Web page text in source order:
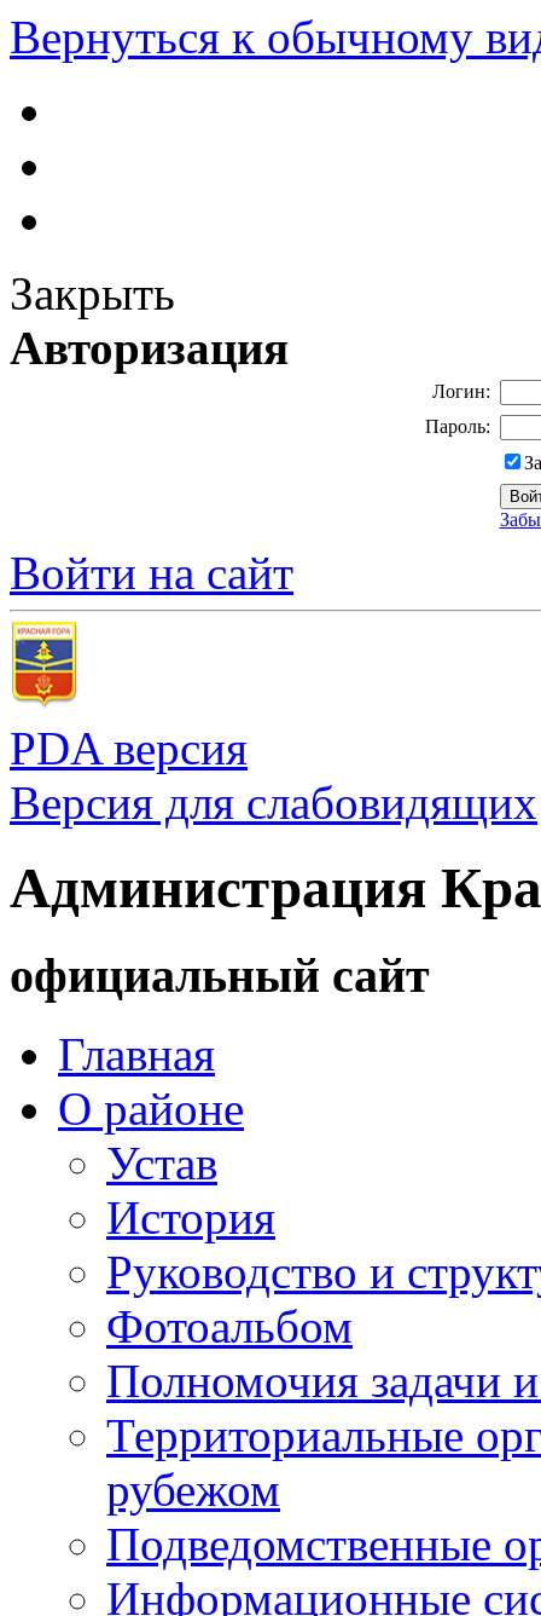
Вернуться к обычному
Закрыть
Авторизация
Логин:
Пароль:
Войти на сайт
PDA версия
Версия для слабовидящих
Администрация
официальный сайт
Главная
О районе
Устав
История
Руководство и
Фотоальбом
Полномочия задачи
Территориальные
рубежом
Подведомственные
Информационные